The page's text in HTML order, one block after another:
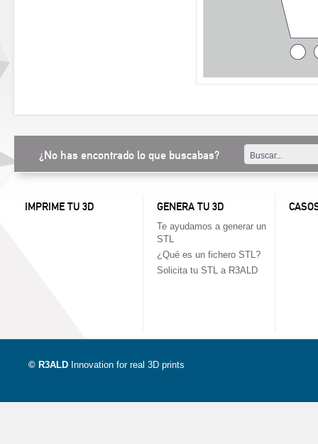
¿No has encontrado lo que buscabas?
IMPRIME TU 3D GENERA TU 3D
Te ayudamos a generar un
STL
¿Qué es un fichero STL?
Solicita tu STL a R3ALD
© R3ALD Innovation for real 3D prints